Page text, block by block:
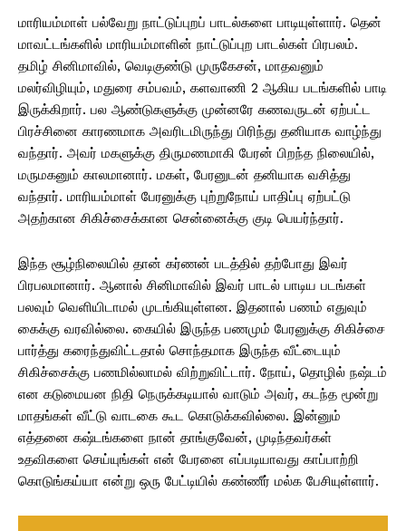
மாரியம்மாள் பல்வேறு நாட்டுப்புறப் பாடல்களை பாடியுள்ளார். தென்
மாவட்டங்களில் மாரியம்மாளின் நாட்டுப்புற பாடல்கள் பிரபலம்.
தமிழ் சினிமாவில், வெடிகுண்டு முருகேசன், மாதவனும்
மலர்விழியும், மதுரை சம்பவம், களவாணி 2 ஆகிய படங்களில் பாடி
இருக்கிறார். பல ஆண்டுகளுக்கு முன்னரே கணவருடன் ஏற்பட்ட
பிரச்சினை காரணமாக அவரிடமிருந்து பிரிந்து தனியாக வாழ்ந்து
வந்தார். அவர் மகளுக்கு திருமணமாகி பேரன் பிறந்த நிலையில்,
மருமகனும் காலமானார். மகள், பேரனுடன் தனியாக வசித்து
வந்தார். மாரியம்மாள் பேரனுக்கு புற்றுநோய் பாதிப்பு ஏற்பட்டு
அதற்கான சிகிச்சைக்கான சென்னைக்கு குடி பெயர்ந்தார்.
இந்த சூழ்நிலையில் தான் கர்ணன் படத்தில் தற்போது இவர்
பிரபலமானார். ஆனால் சினிமாவில் இவர் பாடல் பாடிய படங்கள்
பலவும் வெளியிடாமல் முடங்கியுள்ளன. இதனால் பணம் எதுவும்
கைக்கு வரவில்லை. கையில் இருந்த பணமும் பேரனுக்கு சிகிச்சை
பார்த்து கரைந்துவிட்டதால் சொந்தமாக இருந்த வீட்டையும்
சிகிச்சைக்கு பணமில்லாமல் விற்றுவிட்டார். நோய், தொழில் நஷ்டம்
என கடுமையன நிதி நெருக்கடியால் வாடும் அவர், கடந்த மூன்று
மாதங்கள் வீட்டு வாடகை கூட கொடுக்கவில்லை. இன்னும்
எத்தனை கஷ்டங்களை நான் தாங்குவேன், முடிந்தவர்கள்
உதவிகளை செய்யுங்கள் என் பேரனை எப்படியாவது காப்பாற்றி
கொடுங்கய்யா என்று ஒரு பேட்டியில் கண்ணீர் மல்க பேசியுள்ளார்.